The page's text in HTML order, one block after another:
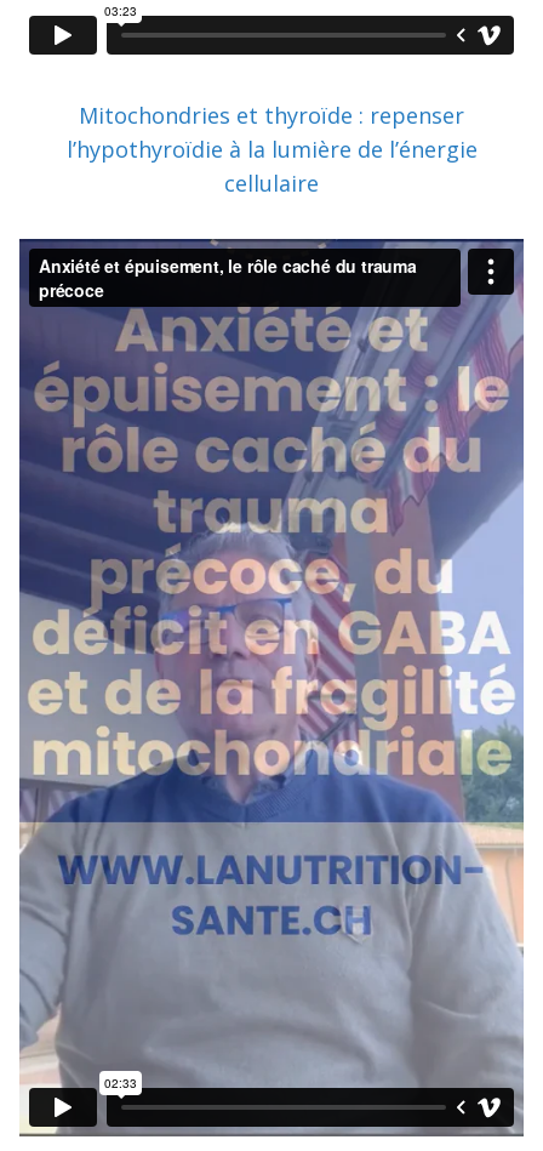
Mitochondries et thyroïde : repenser
l’hypothyroïdie à la lumière de l’énergie
cellulaire